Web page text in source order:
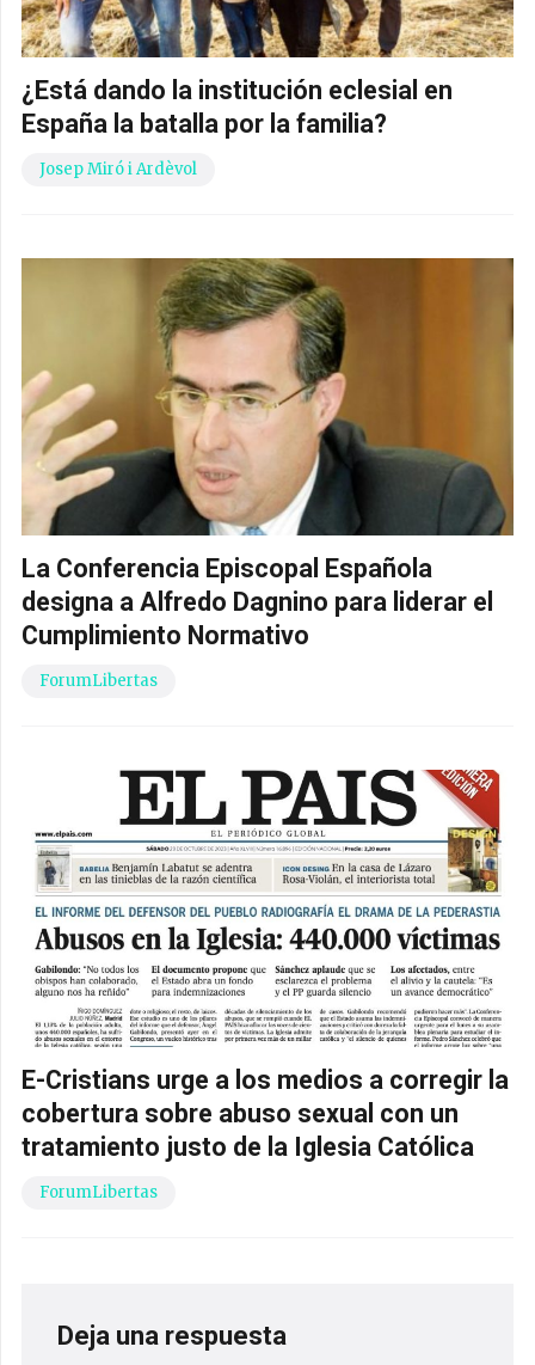
¿Está dando la institución eclesial en
España la batalla por la familia?
Josep Miró i Ardèvol
La Conferencia Episcopal Española
designa a Alfredo Dagnino para liderar el
Cumplimiento Normativo
ForumLibertas
E-Cristians urge a los medios a corregir la
cobertura sobre abuso sexual con un
tratamiento justo de la Iglesia Católica
ForumLibertas
Deja una respuesta